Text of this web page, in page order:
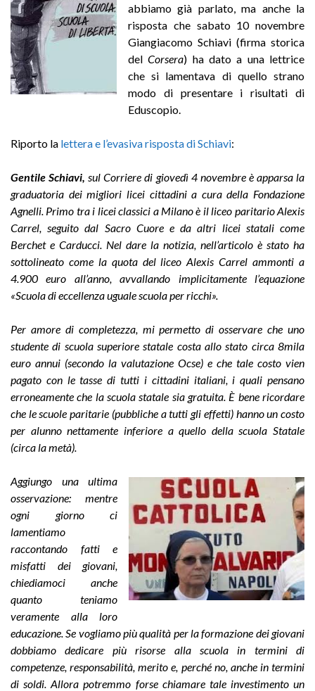
abbiamo già parlato, ma anche la
risposta che sabato 10 novembre
Giangiacomo Schiavi (firma storica
delCorsera) ha dato a una lettrice
che si lamentava di quello strano
modo di presentare i risultati di
Eduscopio.
Riporto la lettera e l’evasiva risposta di Schiavi:
Gentile Schiavi, sul Corriere di giovedì 4 novembre è apparsa la
graduatoria dei migliori licei cittadini a cura della Fondazione
Agnelli. Primo tra i licei classici a Milano è il liceo paritario Alexis
Carrel, seguito dal Sacro Cuore e da altri licei statali come
Berchet e Carducci. Nel dare la notizia, nell’articolo è stato ha
sottolineato come la quota del liceo Alexis Carrel ammonti a
4.900 euro all’anno, avvallando implicitamente l’equazione
«Scuola di eccellenza uguale scuola per ricchi».
Per amore di completezza, mi permetto di osservare che uno
studente di scuola superiore statale costa allo stato circa 8mila
euro annui (secondo la valutazione Ocse) e che tale costo vien
pagato con le tasse di tutti i cittadini italiani, i quali pensano
erroneamente che la scuola statale sia gratuita. È bene ricordare
che le scuole paritarie (pubbliche a tutti gli effetti) hanno un costo
per alunno nettamente inferiore a quello della scuola Statale
(circa la metà).
Aggiungo una ultima
osservazione: mentre
ogni giorno ci
lamentiamo
raccontando fatti e
misfatti dei giovani,
chiediamoci anche
quanto teniamo
veramente alla loro
educazione. Se vogliamo più qualità per la formazione dei giovani
dobbiamo dedicare più risorse alla scuola in termini di
competenze, responsabilità, merito e, perché no, anche in termini
di soldi. Allora potremmo forse chiamare tale investimento un